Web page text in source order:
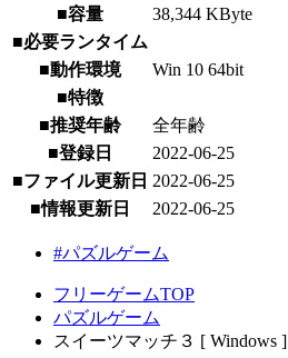
■容量
38,344 KByte
■必要ランタイム
■動作環境
Win 10 64bit
■特徴
■推奨年齢
全年齢
■登録日
2022-06-25
■ファイル更新日 2022-06-25
■情報更新日
2022-06-25
#パズルゲーム
フリーゲームTOP
パズルゲーム
スイーツマッチ３ [ Windows ]